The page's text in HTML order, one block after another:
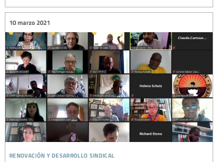
renovación y desarrollo sindical
10 marzo 2021